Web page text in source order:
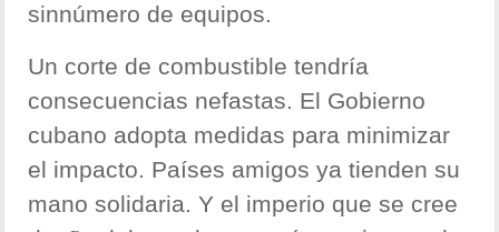
sinnúmero de equipos.
Un corte de combustible tendría
consecuencias nefastas. El Gobierno
cubano adopta medidas para minimizar
el impacto. Países amigos ya tienden su
mano solidaria. Y el imperio que se cree